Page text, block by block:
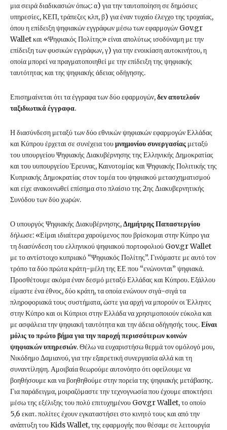
μια σειρά διαδικασιών όπως: α) για την ταυτοποίηση σε δημόσιες
υπηρεσίες, ΚΕΠ, τράπεζες κλπ, β) για έναν τυχαίο έλεγχο της τροχαίας,
όπου η επίδειξη ψηφιακών εγγράφων μέσω των εφαρμογών Gov.gr
Wallet και «Ψηφιακός Πολίτης» είναι απολύτως ισοδύναμη με την
επίδειξη των φυσικών εγγράφων, γ) για την ενοικίαση αυτοκινήτου, η
οποία μπορεί να πραγματοποιηθεί με την επίδειξη της ψηφιακής
ταυτότητας και της ψηφιακής άδειας οδήγησης.
Επισημαίνεται ότι τα έγγραφα των δύο εφαρμογών,δεν αποτελούν
ταξιδιωτικά έγγραφα.
Η διασύνδεση μεταξύ των δύο εθνικών ψηφιακών εφαρμογών Ελλάδας
και Κύπρου έρχεται σε συνέχεια τουμνημονίου συνεργασίας μεταξύ
του υπουργείου Ψηφιακής Διακυβέρνησης της Ελληνικής Δημοκρατίας
και του υυπουργείου Έρευνας, Καινοτομίας και Ψηφιακής Πολιτικής της
Κυπριακής Δημοκρατίας στον τομέα του ψηφιακού μετασχηματισμού
και είχε ανακοινωθεί επίσημα στο πλαίσιο της 2ης Διακυβερνητικής
Συνόδου των δύο χωρών.
Ο υπουργός Ψηφιακής Διακυβέρνησης,Δημήτρης Παπαστεργίου
δήλωσε: «Είμαι ιδιαίτερα χαρούμενος που βρίσκομαι στην Κύπρο για
τη διασύνδεση του ελληνικού ψηφιακού πορτοφολιού Gov.gr Wallet
με το αντίστοιχο κυπριακό “Ψηφιακός Πολίτης”. Γινόμαστε με αυτό τον
τρόπο τα δύο πρώτα κράτη-μέλη της ΕΕ που “ενώνονται” ψηφιακά.
Προσθέτουμε ακόμα έναν δεσμό μεταξύ Ελλάδας και Κύπρου. Εξάλλου
είμαστε ένα έθνος, δύο κράτη, τα οποία ενώνουν σιγά-σιγά τα
πληροφοριακά τους συστήματα, ώστε για αρχή να μπορούν οι Έλληνες
στην Κύπρο και οι Κύπριοι στην Ελλάδα να χρησιμοποιούν εύκολα και
με ασφάλεια την ψηφιακή ταυτότητα και την άδεια οδήγησής τους.Είναι
μόλις το πρώτο βήμα για την παροχή περισσότερων κοινών
ψηφιακών υπηρεσιών. Θέλω να ευχαριστήσω θερμά τον ομόλογό μου,
Νικόδημο Δαμιανού, για την εξαιρετική συνεργασία αλλά και τη
συναντίληψη. Αμοιβαία θεωρούμε αυτονόητο ότι οφείλουμε να
βοηθήσουμε και να βοηθηθούμε στην πορεία της ψηφιακής μετάβασης.
Για παράδειγμα, μοιραζόμαστε την τεχνογνωσία που έχουμε αποκτήσει
μέσω της εξέλιξης του πολύ επιτυχημένου Gov.gr Wallet, το οποίο
5,6 εκατ. πολίτες έχουν εγκαταστήσει στο κινητό τους και από την
ανάπτυξη του Kids Wallet, της εφαρμογής που θέσαμε σε λειτουργία